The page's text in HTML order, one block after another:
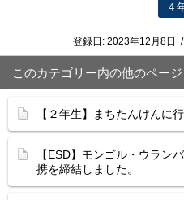
４
登録日: 2023年12月8日 /
このカテゴリー内の他のページ
【２年生】まちたんけんに
【ESD】モンゴル・ウラン
携を締結しました。